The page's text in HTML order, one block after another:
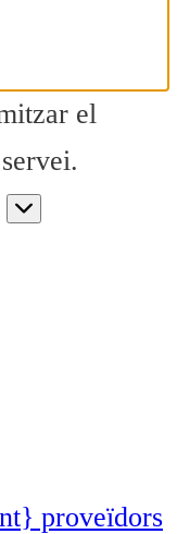
el
proveïdors